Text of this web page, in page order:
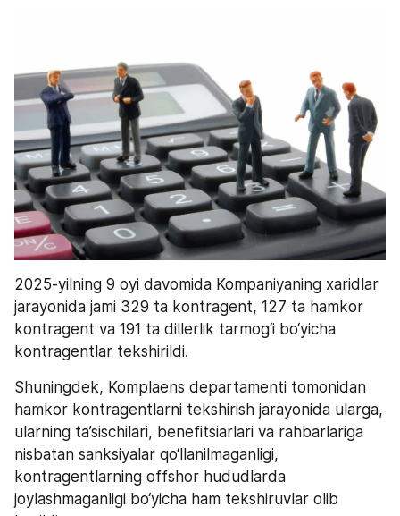
2025-yilning 9 oyi davomida Kompaniyaning xaridlar
jarayonida jami 329 ta kontragent, 127 ta hamkor
kontragent va 191 ta dillerlik tarmog‘i bo‘yicha
kontragentlar tekshirildi.
Shuningdek, Komplaens departamenti tomonidan
hamkor kontragentlarni tekshirish jarayonida ularga,
ularning ta’sischilari, benefitsiarlari va rahbarlariga
nisbatan sanksiyalar qo‘llanilmaganligi,
kontragentlarning offshor hududlarda
joylashmaganligi bo‘yicha ham tekshiruvlar olib